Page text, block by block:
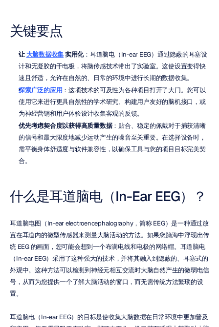
关键要点
让 大脑数据收集 实用化：耳道脑电（In-ear EEG）通过隐蔽的耳塞设
计和无凝胶的干电极，将脑传感技术带出了实验室。这使设置变得快
速且舒适，允许在自然的、日常的环境中进行长期的数据收集。
探索广泛的应用 ：这项技术的可及性为各种项目打开了大门。您可以
使用它来进行更具自然性的学术研究、构建用户友好的脑机接口，或
为神经营销和用户体验设计收集客观的反馈。
优先考虑契合度以获得高质量数据：贴合、稳定的佩戴对于捕获清晰
的信号和最大限度地减少运动产生的噪音至关重要。在选择设备时，
需平衡身体舒适度与软件兼容性，以确保工具与您的项目目标完美契
合。
什么是耳道脑电（In-Ear EEG）？
耳道脑电图（In-ear electroencephalography，简称 EEG）是一种通过放
置在耳道内的微型传感器来测量大脑活动的方法。如果您脑海中浮现出传
统 EEG 的画面，您可能会想到一个布满电线和电极的网络帽。耳道脑电
（In-ear EEG）采用了这种强大的技术，并将其融入到隐蔽的、耳塞式的
外观中。这种方法可以检测到神经元相互交流时大脑自然产生的微弱电信
号，从而为您提供一个了解大脑活动的窗口，而无需传统方法繁琐的设
置。
耳道脑电（In-ear EEG）的目标是使收集大脑数据在日常环境中更加普及